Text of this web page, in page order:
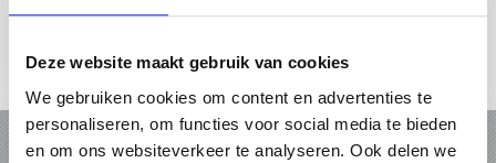
Deze website maakt gebruik van cookies
We gebruiken cookies om content en advertenties te
personaliseren, om functies voor social media te bieden
en om ons websiteverkeer te analyseren. Ook delen we
VAKANTIE IN VINSCHGAU